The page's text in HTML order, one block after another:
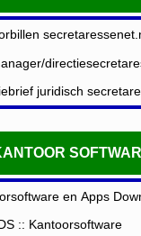
juridisch
en Apps
:: Kantoorsoftware